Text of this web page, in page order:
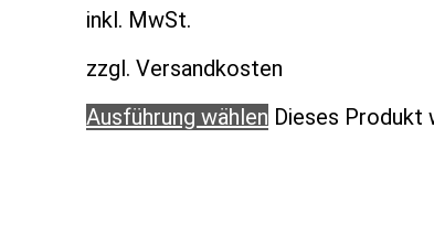
inkl. MwSt.
zzgl. Versandkosten
Ausführung wählen Dieses Produkt